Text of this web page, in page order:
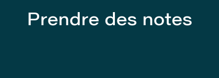
Prendre des notes